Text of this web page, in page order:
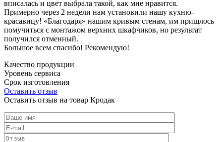
вписалась и цвет выбрала такой, как мне нравится.
Примерно через 2 недели нам установили нашу кухню-
красавицу! «Благодаря» нашим кривым стенам, им пришлось
помучиться с монтажом верхних шкафчиков, но результат
получился отменный.
Большое всем спасибо! Рекомендую!
Качество продукции
Уровень сервиса
Срок изготовления
Оставить отзыв
Оставить отзыв на товар Кродак